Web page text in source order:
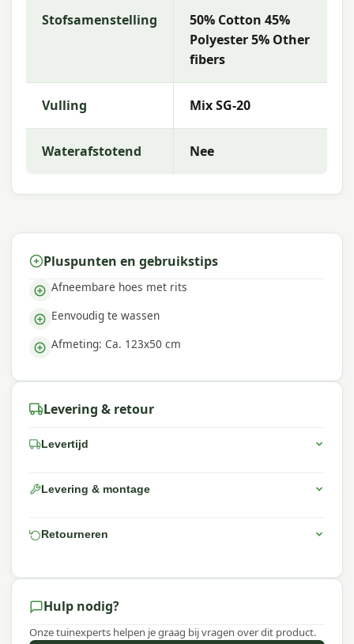
Waarom Madison?
kies je voor hoogwaardige
tuinkussens met uitstekende kleurechtheid en
pasvorm — perfect voor een comfortabele
buitenruimte.
Stofsamenstelling
50% Cotton 45%
Polyester 5% Other
fibers
Vulling Mix SG-20
Waterafstotend Nee
Pluspunten en gebruikstips
Afneembare hoes met rits
Eenvoudig te wassen
Afmeting: Ca. 123x50 cm
Levering & retour
Levertijd
Levering & montage
Retourneren
Hulp nodig?
Onze tuinexperts helpen je graag bij vragen over dit product.